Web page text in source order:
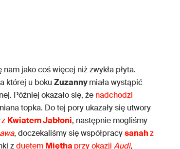
nam jako coś więcej niż zwykła płyta.
której u boku Zuzannymiała wystąpić
Później okazało się, że nadchodzi
topka. Do tej pory ukazały się utwory
z Kwiatem Jabłoni, następnie mogliśmy
, doczekaliśmy się współpracysanahz
zduetem Miętha przy okazji Audi,